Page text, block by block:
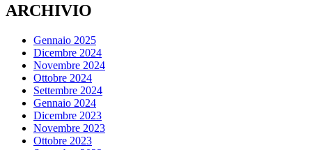
ARCHIVIO
Gennaio 2025
Dicembre 2024
Novembre 2024
Ottobre 2024
Settembre 2024
Gennaio 2024
Dicembre 2023
Novembre 2023
Ottobre 2023